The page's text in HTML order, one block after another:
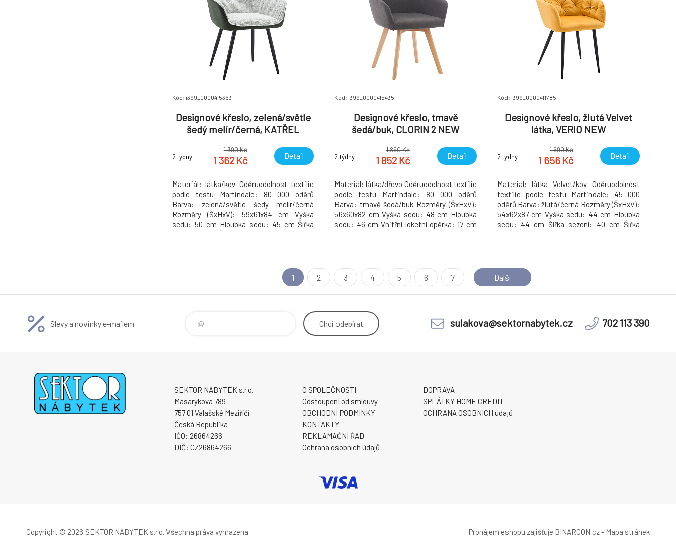
Kód: i399_0000415363
Designové křeslo, zelená/světle
šedý melír/černá, KATŘEL
2 týdny
1 390 Kč
1 362 Kč Detail
Materiál: látka/kov Oděruodolnost textilie
podle testu Martindale: 80 000 oděrů
Barva: zelená/světle šedý melír/černá
Rozměry (ŠxHxV): 59x61x84 cm Výška
sedu: 50 cm Hloubka sedu: 45 cm Šířka
Kód: i399_0000415435
Designové křeslo, tmavě
šedá/buk, CLORIN 2 NEW
2 týdny
1 890 Kč
1 852 Kč Detail
Materiál: látka/dřevo Oděruodolnost textilie
podle testu Martindale: 80 000 oděrů
Barva: tmavě šedá/buk Rozměry (ŠxHxV):
56x60x82 cm Výška sedu: 48 cm Hloubka
sedu: 46 cm Vnitřní loketní opěrka: 17 cm
Kód: i399_0000411785
Designové křeslo, žlutá Velvet
látka, VERIO NEW
2 týdny
1 690 Kč
1 656 Kč Detail
Materiál: látka Velvet/kov Oděruodolnost
textilie podle testu Martindale: 45 000
oděrů Barva: žlutá/černá Rozměry (ŠxHxV):
54x62x87 cm Výška sedu: 44 cm Hloubka
sedu: 44 cm Šířka sezení: 40 cm Šířka
1 2 3 4 5 6 7 Další
Slevy a novinky e-mailem Chci odebírat sulakova@sektornabytek.cz 702 113 390
SEKTOR NÁBYTEK s.r.o.
Masarykova 789
757 01 Valašské Meziříčí
Česká Republika
IČO: 26864266
DIČ: CZ26864266
O SPOLEČNOSTI
Odstoupení od smlouvy
OBCHODNÍ PODMÍNKY
KONTAKTY
REKLAMAČNÍ ŘÁD
Ochrana osobních údajů
DOPRAVA
SPLÁTKY HOME CREDIT
OCHRANA OSOBNÍCH údajů
Copyright © 2026 SEKTOR NÁBYTEK s.r.o. Všechna práva vyhrazena. Pronájem eshopu zajišťuje BINARGON.cz- Mapa stránek